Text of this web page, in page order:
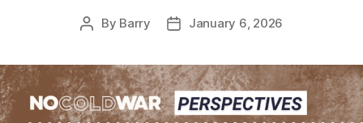
Post
By Barry
PostJanuary 6, 2026